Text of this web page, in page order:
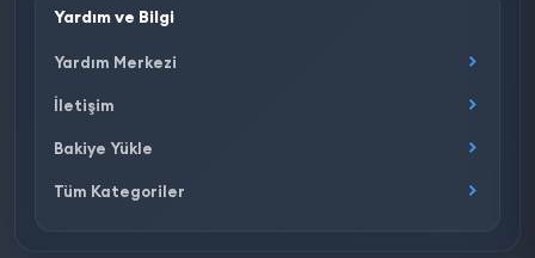
Yardım ve Bilgi
Yardım Merkezi
İletişim
Bakiye Yükle
Tüm Kategoriler